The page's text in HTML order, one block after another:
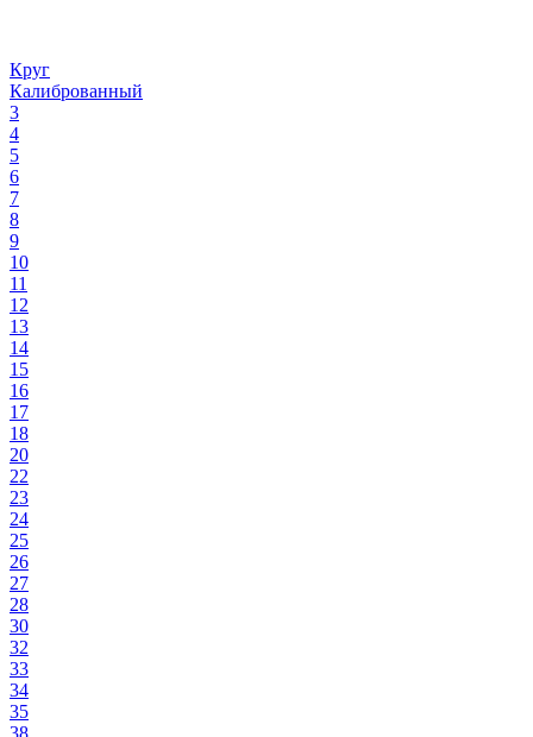
Круг
Калиброванный
3
4
5
6
7
8
9
10
11
12
13
14
15
16
17
18
20
22
23
24
25
26
27
28
30
32
33
34
35
38